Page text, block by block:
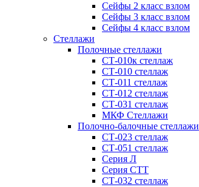
Сейфы 2 класс взлом
Сейфы 3 класс взлом
Сейфы 4 класс взлом
Стеллажи
Полочные стеллажи
СТ-010к стеллаж
СТ-010 стеллаж
СТ-011 стеллаж
СТ-012 стеллаж
СТ-031 стеллаж
МКФ Стеллажи
Полочно-балочные стеллажи
СТ-023 стеллаж
СТ-051 стеллаж
Серия Л
Серия СТТ
СТ-032 стеллаж